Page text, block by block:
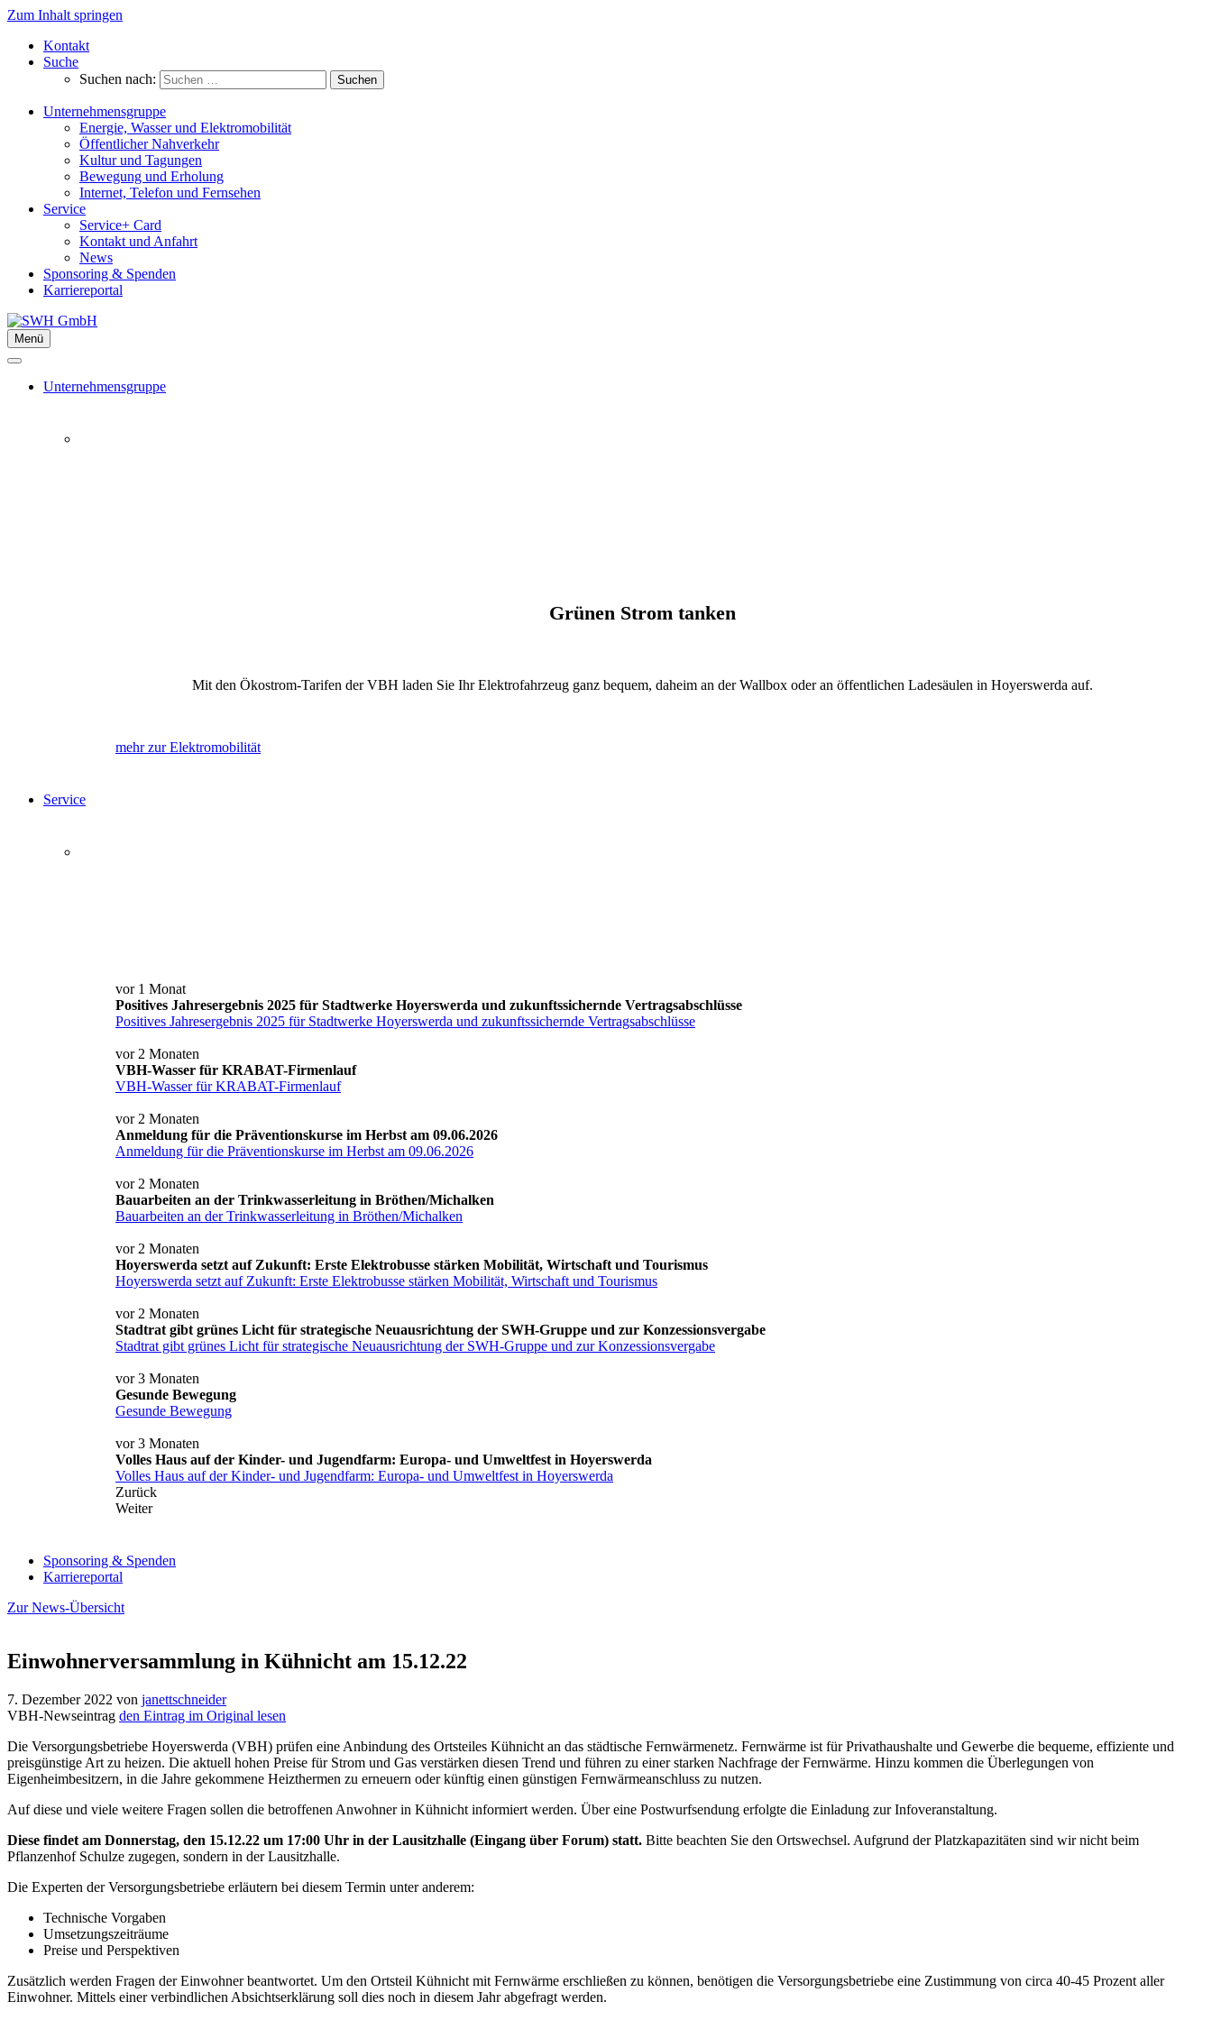
Zum Inhalt springen
Kontakt
Suche
Suchen nach:
Unternehmensgruppe
Energie, Wasser und Elektromobilität
Öffentlicher Nahverkehr
Kultur und Tagungen
Bewegung und Erholung
Internet, Telefon und Fernsehen
Service
Service+ Card
Kontakt und Anfahrt
News
Sponsoring & Spenden
Karriereportal
Menü
Unternehmensgruppe
Grünen Strom tanken
Mit den Ökostrom-Tarifen der VBH laden Sie Ihr Elektrofahrzeug ganz bequem, daheim an der Wallbox oder an öffentlichen Ladesäulen in Hoyerswerda auf.
mehr zur Elektromobilität
Service
vor 1 Monat
Positives Jahresergebnis 2025 für Stadtwerke Hoyerswerda und zukunftssichernde Vertragsabschlüsse
Positives Jahresergebnis 2025 für Stadtwerke Hoyerswerda und zukunftssichernde Vertragsabschlüsse
vor 2 Monaten
VBH-Wasser für KRABAT-Firmenlauf
VBH-Wasser für KRABAT-Firmenlauf
vor 2 Monaten
Anmeldung für die Präventionskurse im Herbst am 09.06.2026
Anmeldung für die Präventionskurse im Herbst am 09.06.2026
vor 2 Monaten
Bauarbeiten an der Trinkwasserleitung in Bröthen/Michalken
Bauarbeiten an der Trinkwasserleitung in Bröthen/Michalken
vor 2 Monaten
Hoyerswerda setzt auf Zukunft: Erste Elektrobusse stärken Mobilität, Wirtschaft und Tourismus
Hoyerswerda setzt auf Zukunft: Erste Elektrobusse stärken Mobilität, Wirtschaft und Tourismus
vor 2 Monaten
Stadtrat gibt grünes Licht für strategische Neuausrichtung der SWH-Gruppe und zur Konzessionsvergabe
Stadtrat gibt grünes Licht für strategische Neuausrichtung der SWH-Gruppe und zur Konzessionsvergabe
vor 3 Monaten
Gesunde Bewegung
Gesunde Bewegung
vor 3 Monaten
Volles Haus auf der Kinder- und Jugendfarm: Europa- und Umweltfest in Hoyerswerda
Volles Haus auf der Kinder- und Jugendfarm: Europa- und Umweltfest in Hoyerswerda
Zurück
Weiter
Sponsoring & Spenden
Karriereportal
Zur News-Übersicht
Einwohnerversammlung in Kühnicht am 15.12.22
7. Dezember 2022 von janettschneider
VBH-Newseintrag den Eintrag im Original lesen
Die Versorgungsbetriebe Hoyerswerda (VBH) prüfen eine Anbindung des Ortsteiles Kühnicht an das städtische Fernwärmenetz. Fernwärme ist für Privathaushalte und Gewerbe die bequeme, effiziente und
preisgünstige Art zu heizen. Die aktuell hohen Preise für Strom und Gas verstärken diesen Trend und führen zu einer starken Nachfrage der Fernwärme. Hinzu kommen die Überlegungen von
Eigenheimbesitzern, in die Jahre gekommene Heizthermen zu erneuern oder künftig einen günstigen Fernwärmeanschluss zu nutzen.
Auf diese und viele weitere Fragen sollen die betroffenen Anwohner in Kühnicht informiert werden. Über eine Postwurfsendung erfolgte die Einladung zur Infoveranstaltung.
Diese findet am Donnerstag, den 15.12.22 um 17:00 Uhr in der Lausitzhalle (Eingang über Forum) statt. Bitte beachten Sie den Ortswechsel. Aufgrund der Platzkapazitäten sind wir nicht beim
Pflanzenhof Schulze zugegen, sondern in der Lausitzhalle.
Die Experten der Versorgungsbetriebe erläutern bei diesem Termin unter anderem:
Technische Vorgaben
Umsetzungszeiträume
Preise und Perspektiven
Zusätzlich werden Fragen der Einwohner beantwortet. Um den Ortsteil Kühnicht mit Fernwärme erschließen zu können, benötigen die Versorgungsbetriebe eine Zustimmung von circa 40-45 Prozent aller
Einwohner. Mittels einer verbindlichen Absichtserklärung soll dies noch in diesem Jahr abgefragt werden.